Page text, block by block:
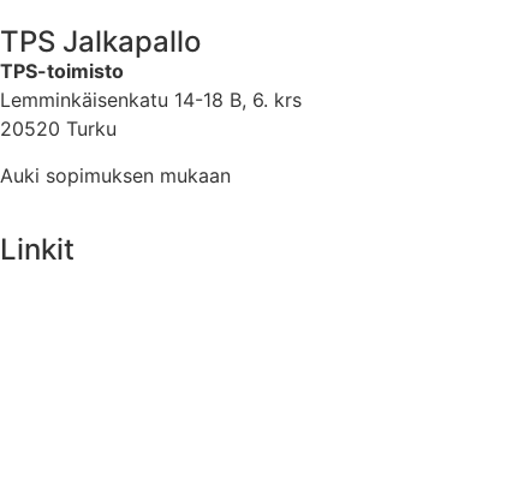
TPS Jalkapallo
TPS-toimisto
Lemminkäisenkatu 14-18 B, 6. krs
20520 Turku
Auki sopimuksen mukaan
Linkit